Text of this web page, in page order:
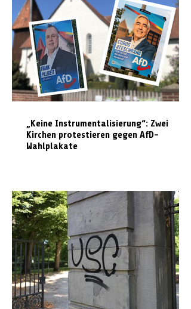
„Keine Instrumentalisierung“: Zwei
Kirchen protestieren gegen AfD-
Wahlplakate